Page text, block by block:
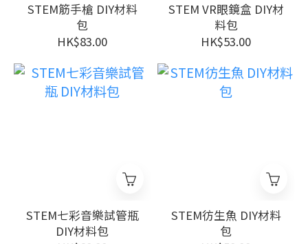
STEM筋手槍 DIY材料
包
HK$83.00
STEM VR眼鏡盒 DIY材
料包
HK$53.00
STEM七彩音樂試管瓶
DIY材料包
STEM彷生魚 DIY材料
包